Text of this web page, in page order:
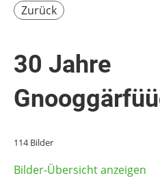
Zurück
30 Jahre
114 Bilder
Bilder-Übersicht anzeigen